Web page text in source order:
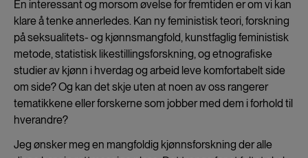
En interessant og morsom øvelse for fremtiden er om vi kan
klare å tenke annerledes. Kan ny feministisk teori, forskning
på seksualitets- og kjønnsmangfold, kunstfaglig feministisk
metode, statistisk likestillingsforskning, og etnografiske
studier av kjønn i hverdag og arbeid leve komfortabelt side
om side? Og kan det skje uten at noen av oss rangerer
tematikkene eller forskerne som jobber med dem i forhold til
hverandre?
Jeg ønsker meg en mangfoldig kjønnsforskning der alle